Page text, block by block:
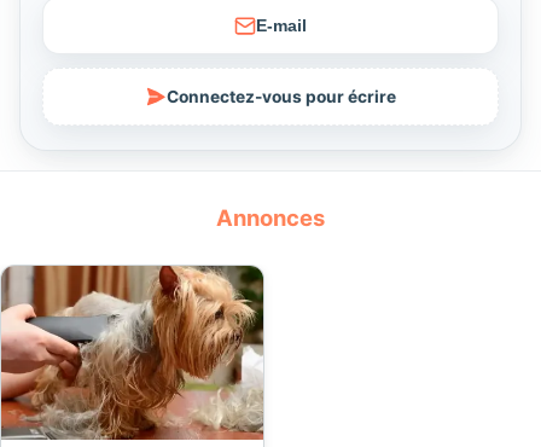
E-mail
Connectez-vous pour écrire
Annonces